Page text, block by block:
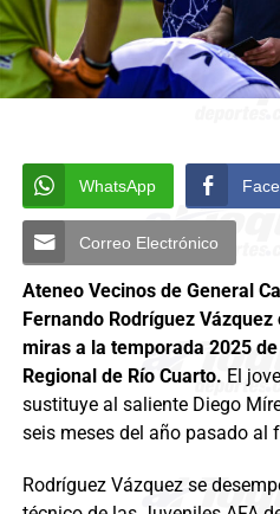
WhatsApp
Correo Electrónico
Ateneo Vecinos de General
Fernando Rodríguez
miras a la temporada 2025
Regional de Río Cuarto. El
sustituye al saliente Diego
seis meses del año pasado al
Rodríguez Vázquez se